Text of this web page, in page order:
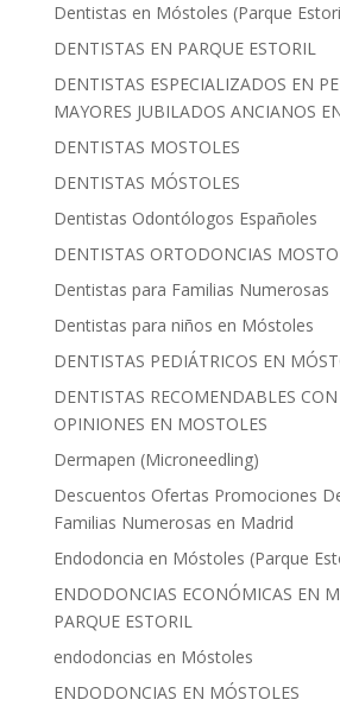
Dentistas en Móstoles (Parque
DENTISTAS EN PARQUE ESTORIL
DENTISTAS ESPECIALIZADOS EN
MAYORES JUBILADOS ANCIANOS
DENTISTAS MOSTOLES
DENTISTAS MÓSTOLES
Dentistas Odontólogos Españoles
DENTISTAS ORTODONCIAS
Dentistas para Familias Numerosas
Dentistas para niños en Móstoles
DENTISTAS PEDIÁTRICOS EN
DENTISTAS RECOMENDABLES
OPINIONES EN MOSTOLES
Dermapen (Microneedling)
Descuentos Ofertas Promociones
Familias Numerosas en Madrid
Endodoncia en Móstoles (Parque
ENDODONCIAS ECONÓMICAS EN
PARQUE ESTORIL
endodoncias en Móstoles
ENDODONCIAS EN MÓSTOLES